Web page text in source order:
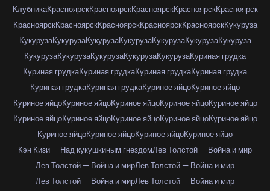
КлубникаКрасноярскКрасноярскКрасноярскКрасноярскКрасноярск
КрасноярскКрасноярскКрасноярскКрасноярскКрасноярскКукуруза
КукурузаКукурузаКукурузаКукурузаКукурузаКукурузаКукуруза
КукурузаКукурузаКукурузаКукурузаКукурузаКуриная грудка
Куриная грудкаКуриная грудкаКуриная грудкаКуриная грудка
Куриная грудкаКуриная грудкаКуриное яйцоКуриное яйцо
Куриное яйцоКуриное яйцоКуриное яйцоКуриное яйцоКуриное яйцо
Куриное яйцоКуриное яйцоКуриное яйцоКуриное яйцоКуриное яйцо
Куриное яйцоКуриное яйцоКуриное яйцоКуриное яйцо
Кэн Кизи — Над кукушкиным гнездомЛев Толстой — Война и мир
Лев Толстой — Война и мирЛев Толстой — Война и мир
Лев Толстой — Война и мирЛев Толстой — Война и мир